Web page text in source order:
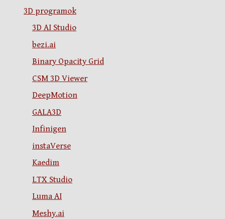
3D programok
3D AI Studio
bezi.ai
Binary Opacity Grid
CSM 3D Viewer
DeepMotion
GALA3D
Infinigen
instaVerse
Kaedim
LTX Studio
Luma AI
Meshy.ai